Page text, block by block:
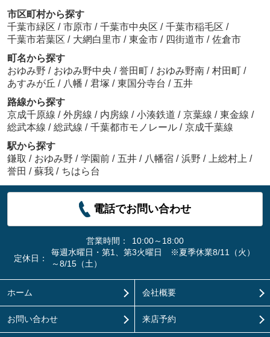
市区町村から探す
千葉市緑区 / 市原市 / 千葉市中央区 / 千葉市稲毛区 /
千葉市若葉区 / 大網白里市 / 東金市 / 四街道市 / 佐倉市
町名から探す
おゆみ野 / おゆみ野中央 / 誉田町 / おゆみ野南 / 村田町 /
あすみが丘 / 八幡 / 君塚 / 東国分寺台 / 五井
路線から探す
京成千原線 / 外房線 / 内房線 / 小湊鉄道 / 京葉線 / 東金線 /
総武本線 / 総武線 / 千葉都市モノレール / 京成千葉線
駅から探す
鎌取 / おゆみ野 / 学園前 / 五井 / 八幡宿 / 浜野 / 上総村上 /
誉田 / 蘇我 / ちはら台
電話でお問い合わせ
営業時間：
10:00～18:00
定休日：
毎週水曜日・第1、第3火曜日 ※夏季休業8/11（火）
～8/15（土）
ホーム 会社概要
お問い合わせ 来店予約